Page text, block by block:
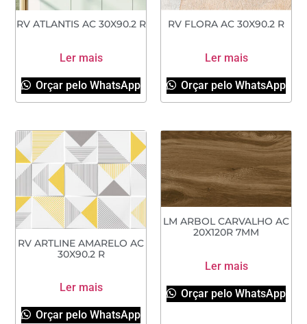
RV ATLANTIS AC 30X90.2 R
Ler mais
Orçar pelo WhatsApp
RV FLORA AC 30X90.2 R
Ler mais
Orçar pelo WhatsApp
RV ARTLINE AMARELO AC
30X90.2 R
Ler mais
Orçar pelo WhatsApp
LM ARBOL CARVALHO AC
20X120R 7MM
Ler mais
Orçar pelo WhatsApp